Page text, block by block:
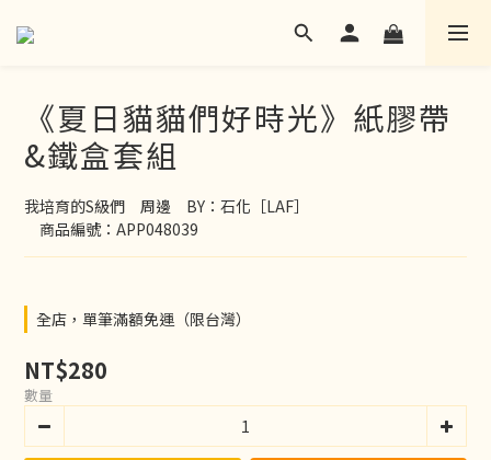
《夏日貓貓們好時光》紙膠帶
&鐵盒套組
我培育的S級們　周邊　BY：石化［LAF］
商品編號：APP048039
全店，單筆滿額免運（限台灣）
NT$280
數量